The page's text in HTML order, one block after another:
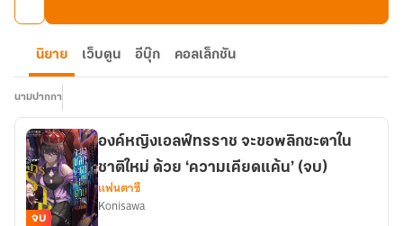
นิยาย เว็บตูน อีบุ๊ก คอลเล็กชัน
นามปากกา
จบ
องค์หญิงเอลฟ์ทรราช จะขอพลิกชะตาใน
ชาติใหม่ ด้วย ‘ความเคียดแค้น’ (จบ)
แฟนตาซี
Konisawa